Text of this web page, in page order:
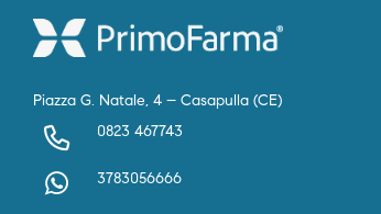
Piazza G. Natale, 4 – Casapulla (CE)
0823 467743
3783056666